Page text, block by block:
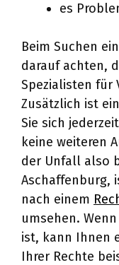
es
Beim Suchen
darauf achten,
Spezialisten für
Zusätzlich ist
Sie sich
keine weiteren
der Unfall also
Aschaffenburg,
nach einem
umsehen.
ist, kann Ihnen
Ihrer Rechte